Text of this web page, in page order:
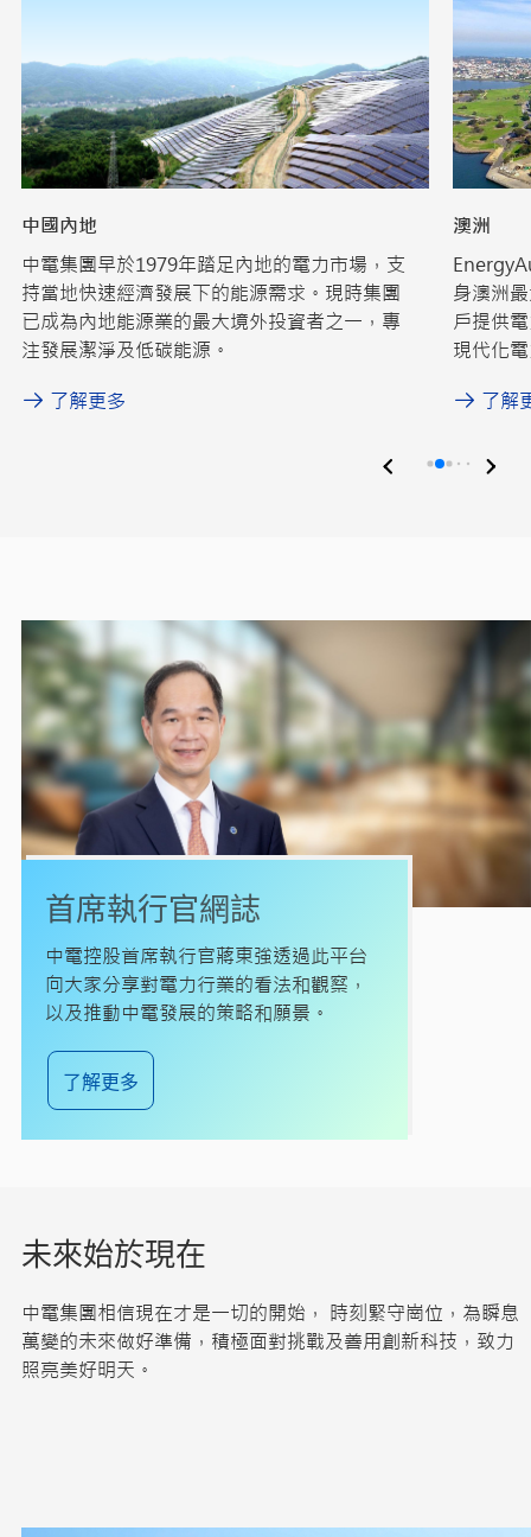
中國內地
中電集團早於1979年踏足內地的電力市場，支
持當地快速經濟發展下的能源需求。現時集團
已成為內地能源業的最大境外投資者之一，專
注發展潔淨及低碳能源。
了解更多
澳洲
身澳洲
戶提供
現代化
了解
首席執行官網誌
中電控股首席執行官蔣東強透過此平台
向大家分享對電力行業的看法和觀察，
以及推動中電發展的策略和願景。
了解更多
未來始於現在
中電集團相信現在才是一切的開始， 時刻緊守崗位，為瞬息
萬變的未來做好準備，積極面對挑戰及善用創新科技，致力
照亮美好明天。